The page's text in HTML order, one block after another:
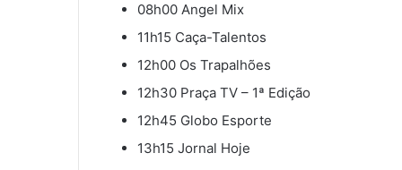
08h00 Angel Mix
11h15 Caça-Talentos
12h00 Os Trapalhões
12h30 Praça TV – 1ª Edição
12h45 Globo Esporte
13h15 Jornal Hoje